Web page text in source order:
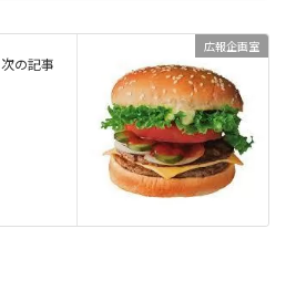
広報企画室
次の記事